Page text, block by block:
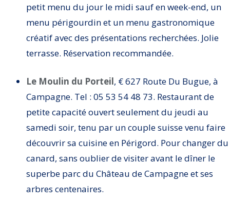
petit menu du jour le midi sauf en week-end, un
menu périgourdin et un menu gastronomique
créatif avec des présentations recherchées. Jolie
terrasse. Réservation recommandée.
Le Moulin du Porteil, € 627 Route Du Bugue, à
Campagne. Tel : 05 53 54 48 73. Restaurant de
petite capacité ouvert seulement du jeudi au
samedi soir, tenu par un couple suisse venu faire
découvrir sa cuisine en Périgord. Pour changer du
canard, sans oublier de visiter avant le dîner le
superbe parc du Château de Campagne et ses
arbres centenaires.